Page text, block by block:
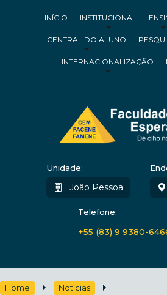
INÍCIO INSTITUCIONAL
CENTRAL DO ALUNO
INTERNACIONALIZAÇÃO
Unidade:
João Pessoa
Telefone:
+55 (83) 9 9380-
Home
Notícias